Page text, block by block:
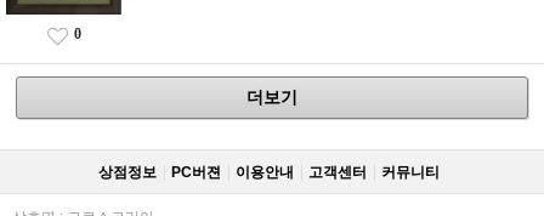
0
더보기
상점정보 PC버젼 이용안내 고객센터 커뮤니티